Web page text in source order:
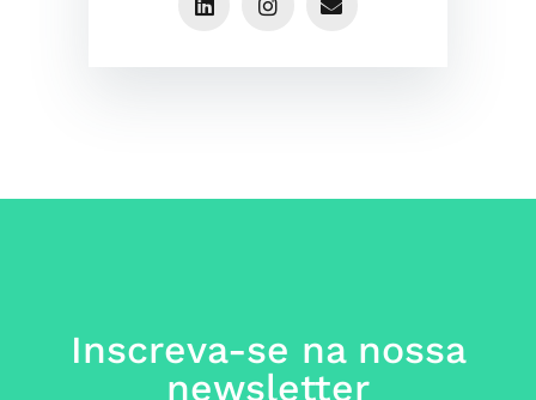
Inscreva-se na nossa
newsletter